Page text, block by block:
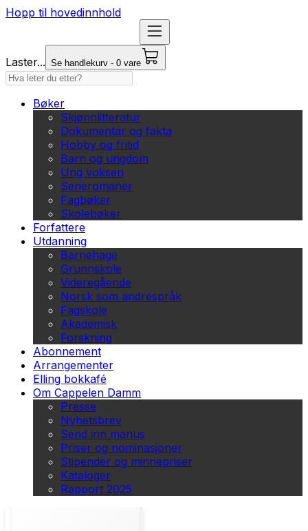
Hopp til hovedinnhold
Laster... Se handlekurv - 0 vare
Bøker
Skjønnlitteratur
Dokumentar og fakta
Hobby og fritid
Barn og ungdom
Ung voksen
Serieromaner
Fagbøker
Skolebøker
Forfattere
Utdanning
Barnehage
Grunnskole
Videregående
Norsk som andrespråk
Fagskole
Akademisk
Forskning
Abonnement
Arrangementer
Elling bokkafé
Om Cappelen Damm
Presse
Nyhetsbrev
Send inn manus
Priser og nominasjoner
Stipender og minnepriser
Kataloger
Rapport 2025